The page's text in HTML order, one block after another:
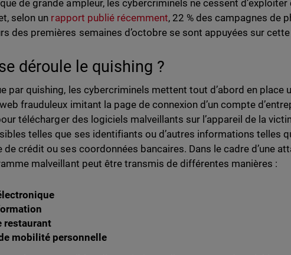
de grande ampleur, les cybercriminels ne cessent
selon un rapport publié récemment, 22 % des campagnes de
des premières semaines d’octobre se sont appuyées sur
déroule le quishing ?
par quishing, les cybercriminels mettent tout d’abord en place
frauduleux imitant la page de connexion d’un compte
télécharger des logiciels malveillants sur l’appareil de la
telles que ses identifiants ou d’autres informations telles
de crédit ou ses coordonnées bancaires. Dans le cadre d’une
malveillant peut être transmis de différentes manières :
restaurant
mobilité personnelle